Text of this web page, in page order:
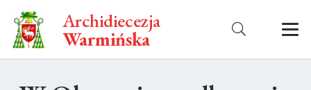
Archidiecezja
Warmińska